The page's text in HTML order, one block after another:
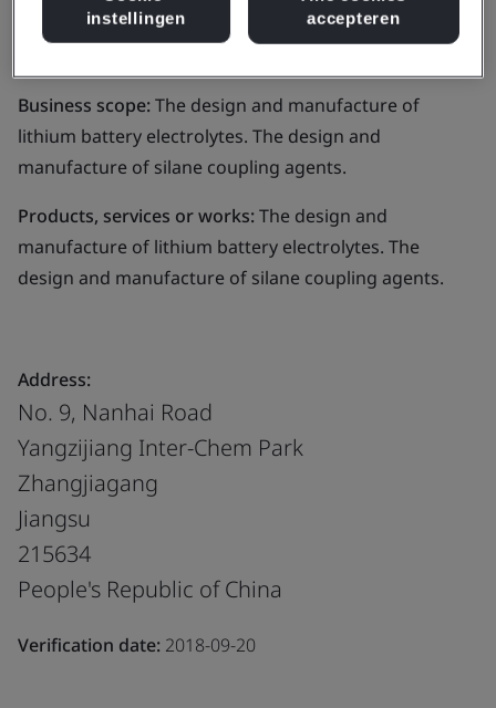
Materials Co., Ltd.
Business scope:The design and manufacture of
lithium battery electrolytes. The design and
manufacture of silane coupling agents.
Products, services or works:The design and
manufacture of lithium battery electrolytes. The
design and manufacture of silane coupling agents.
Address:
No. 9, Nanhai Road
Yangzijiang Inter-Chem Park
Zhangjiagang
Jiangsu
215634
People's Republic of China
Verification date: 2018-09-20
instellingen
accepteren